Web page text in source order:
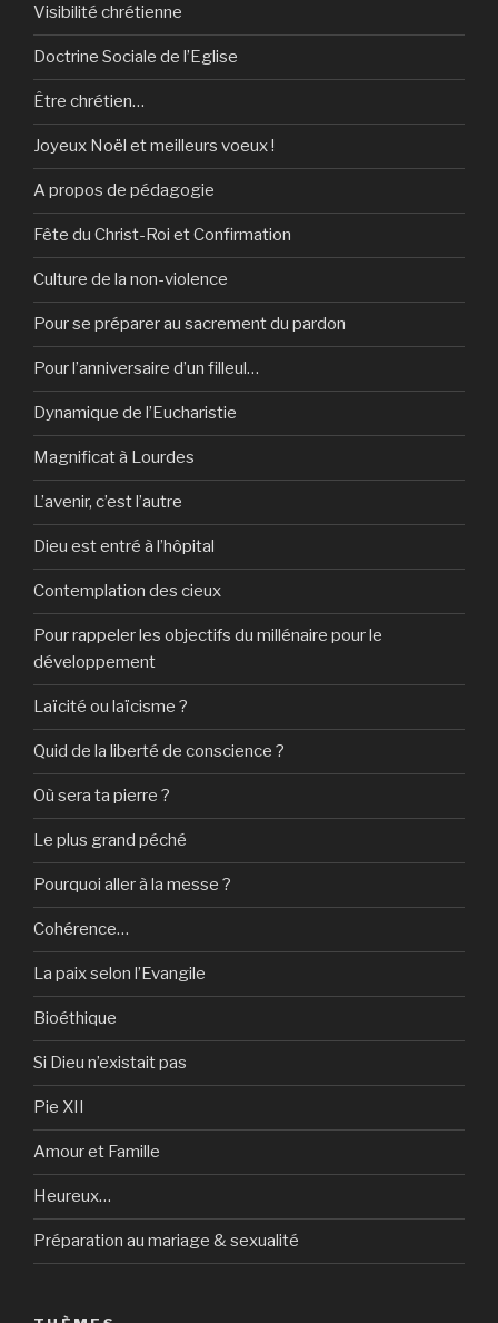
Visibilité chrétienne
Doctrine Sociale de l’Eglise
Être chrétien…
Joyeux Noël et meilleurs voeux !
A propos de pédagogie
Fête du Christ-Roi et Confirmation
Culture de la non-violence
Pour se préparer au sacrement du pardon
Pour l’anniversaire d’un filleul…
Dynamique de l’Eucharistie
Magnificat à Lourdes
L’avenir, c’est l’autre
Dieu est entré à l’hôpital
Contemplation des cieux
Pour rappeler les objectifs du millénaire pour le
développement
Laïcité ou laïcisme ?
Quid de la liberté de conscience ?
Où sera ta pierre ?
Le plus grand péché
Pourquoi aller à la messe ?
Cohérence…
La paix selon l’Evangile
Bioéthique
Si Dieu n’existait pas
Pie XII
Amour et Famille
Heureux…
Préparation au mariage & sexualité